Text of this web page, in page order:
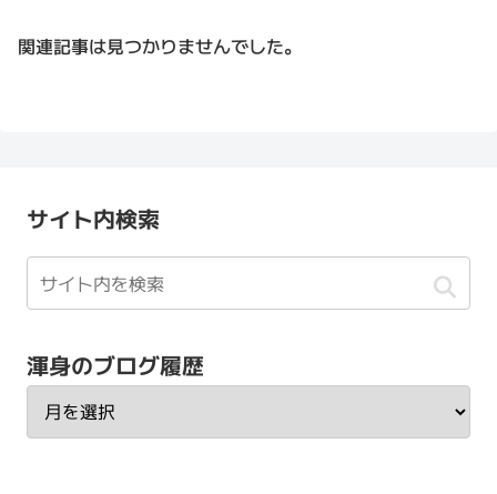
関連記事は見つかりませんでした。
サイト内検索
渾身のブログ履歴